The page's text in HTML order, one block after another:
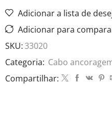
Adicionar a lista de
Adicionar para
SKU:33020
Categoria: Cabo
Compartilhar: